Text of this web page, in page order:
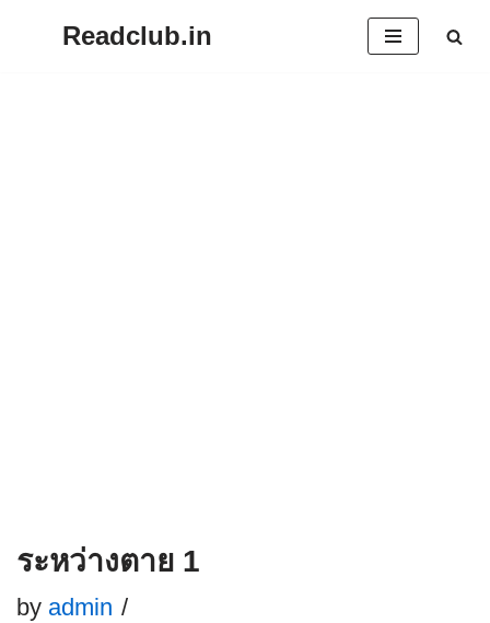
Readclub.in
ระหว่างตาย 1
by admin